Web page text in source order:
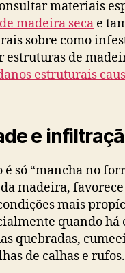
materiais
madeira seca e
sobre como
estruturas de
estruturais
e
só “mancha no
madeira,
mais
quando há
quebradas,
de calhas e rufos.